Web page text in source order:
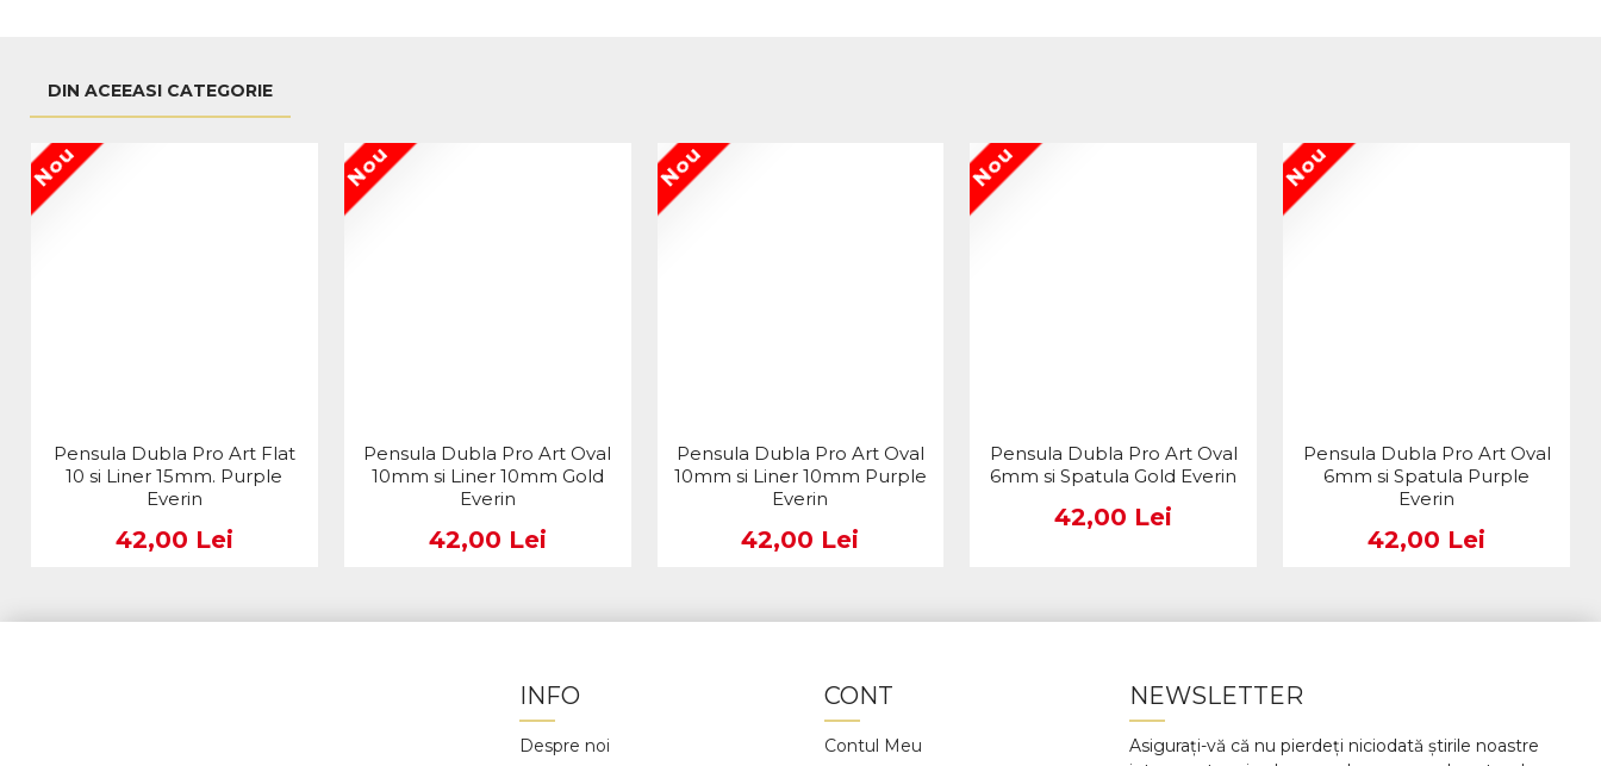
DIN ACEEASI CATEGORIE
Nou
Pensula Dubla Pro Art Flat
10 si Liner 15mm. Purple
Everin
42,00 Lei
Nou
Pensula Dubla Pro Art Oval
10mm si Liner 10mm Gold
Everin
42,00 Lei
Nou
Pensula Dubla Pro Art Oval
10mm si Liner 10mm Purple
Everin
42,00 Lei
Nou
Pensula Dubla Pro Art Oval
6mm si Spatula Gold Everin
42,00 Lei
Nou
Pensula Dubla Pro Art Oval
6mm si Spatula Purple
Everin
42,00 Lei
INFO
Despre noi
CONT
Contul Meu
NEWSLETTER
Asigurați-vă că nu pierdeți niciodată știrile noastre